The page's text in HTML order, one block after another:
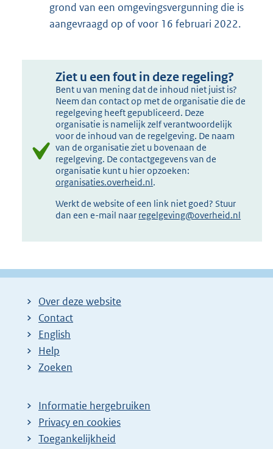
grond van een omgevingsvergunning die is
aangevraagd op of voor 16 februari 2022.
Ziet u een fout in deze regeling?
Bent u van mening dat de inhoud niet juist is?
Neem dan contact op met de organisatie die de
regelgeving heeft gepubliceerd. Deze
organisatie is namelijk zelf verantwoordelijk
voor de inhoud van de regelgeving. De naam
van de organisatie ziet u bovenaan de
regelgeving. De contactgegevens van de
organisatie kunt u hier opzoeken:
organisaties.overheid.nl.
Werkt de website of een link niet goed? Stuur
dan een e-mail naar regelgeving@overheid.nl
Over deze website
Contact
English
Help
Zoeken
Informatie hergebruiken
Privacy en cookies
Toegankelijkheid